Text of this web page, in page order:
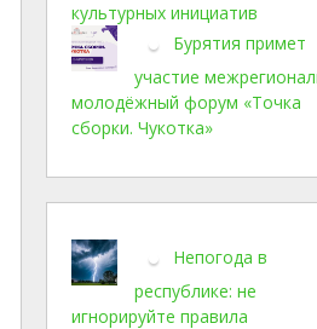
культурных инициатив
Бурятия примет
участие
молодёжный форум «Точка
сборки. Чукотка»
Непогода в
республике: не
игнорируйте правила